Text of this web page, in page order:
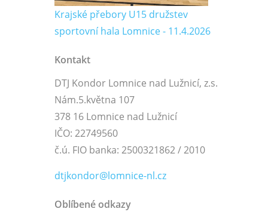
Krajské přebory U15 družstev
sportovní hala Lomnice - 11.4.2026
Kontakt
DTJ Kondor Lomnice nad Lužnicí, z.s.
Nám.5.května 107
378 16 Lomnice nad Lužnicí
IČO: 22749560
č.ú. FIO banka: 2500321862 / 2010
dtjkondor@lomnice-nl.cz
Oblíbené odkazy